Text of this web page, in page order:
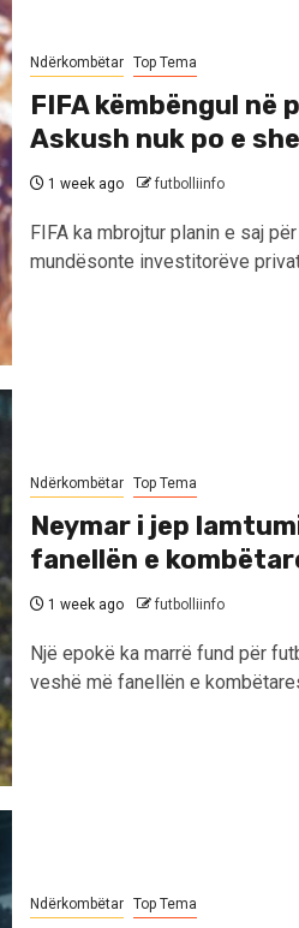
Ndërkombëtar Top Tema
FIFA këmbëngul
Askush nuk po e
1 week ago futbolliinfo
FIFA ka mbrojtur planin e saj
mundësonte investitorëve
Ndërkombëtar Top Tema
Neymar i jep
fanellën e
1 week ago futbolliinfo
Një epokë ka marrë fund për
veshë më fanellën e
Ndërkombëtar Top Tema